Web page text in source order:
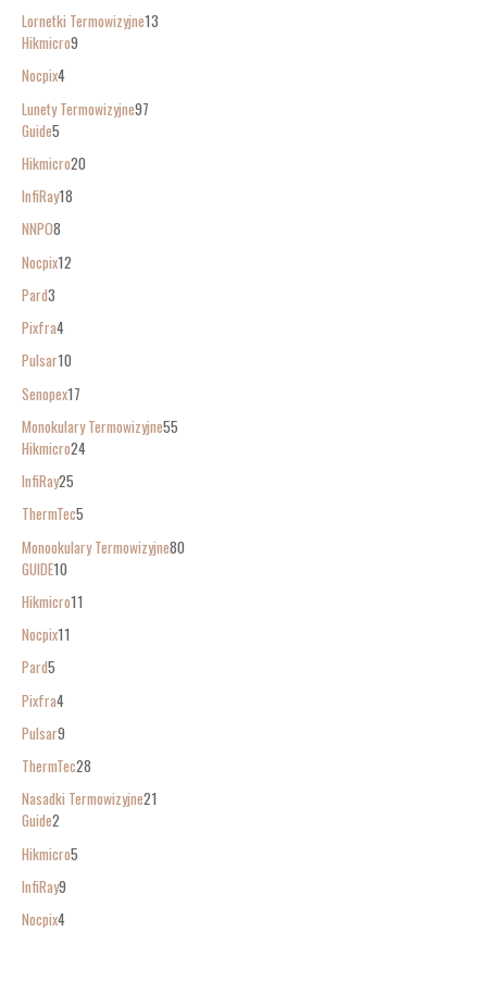
Lornetki Termowizyjne13
Hikmicro9
Nocpix4
Lunety Termowizyjne97
Guide5
Hikmicro20
InfiRay18
NNPO8
Nocpix12
Pard3
Pixfra4
Pulsar10
Senopex17
Monokulary Termowizyjne55
Hikmicro24
InfiRay25
ThermTec5
Monookulary Termowizyjne80
GUIDE10
Hikmicro11
Nocpix11
Pard5
Pixfra4
Pulsar9
ThermTec28
Nasadki Termowizyjne21
Guide2
Hikmicro5
InfiRay9
Nocpix4